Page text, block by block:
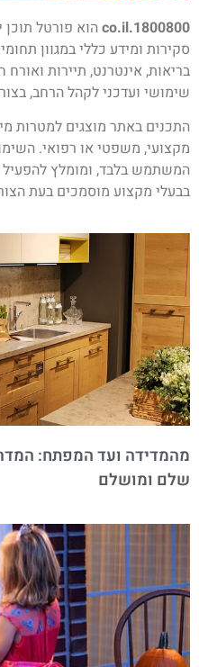
1800800.co.il
הוא פורטל
סקירות ומידע כללי במגוון
בריאות, אינטרנט, תיירות
שימושי ועדכני לקהל הרחב,
התכנים באתר מוצגים למטרות
מקצועי, משפטי או רפואי.
המשתמש בלבד, ומומלץ להפעיל
בבעלי מקצוע מוסמכים בעת
מהמדידה ועד המפתח:
שלם ומושלם